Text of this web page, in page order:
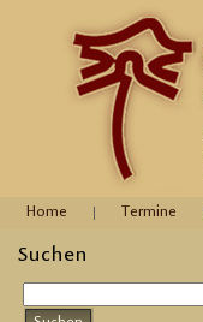
Home Termine
Suchen